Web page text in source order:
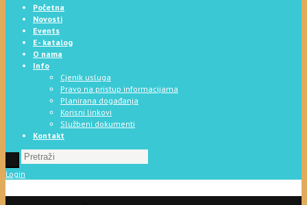
Početna
Novosti
Events
E- katalog
O nama
Info
Cjenik usluga
Pravo na pristup informacijama
Planirana događanja
Korisni linkovi
Službeni dokumenti
Kontakt
Login